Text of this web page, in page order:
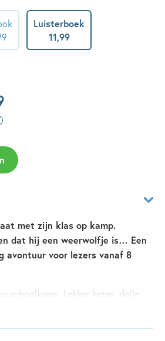
Luisterboek
11,99
met zijn klas op kamp.
dat hij een weerwolfje is… Een
avontuur voor lezers vanaf 8
schoolkamp. Lekker keten, dolle
de kinderen om het kampvuur.